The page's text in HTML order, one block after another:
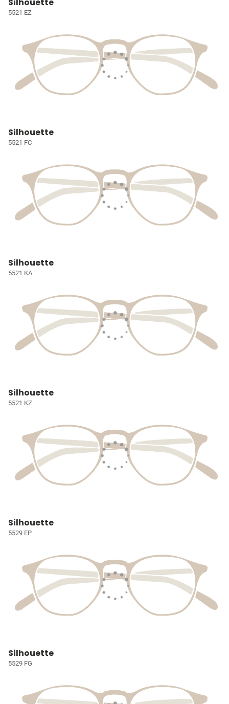
5521 EZ
Silhouette
5521 FC
Silhouette
5521 KA
Silhouette
5521 KZ
Silhouette
5529 EP
Silhouette
5529 FG